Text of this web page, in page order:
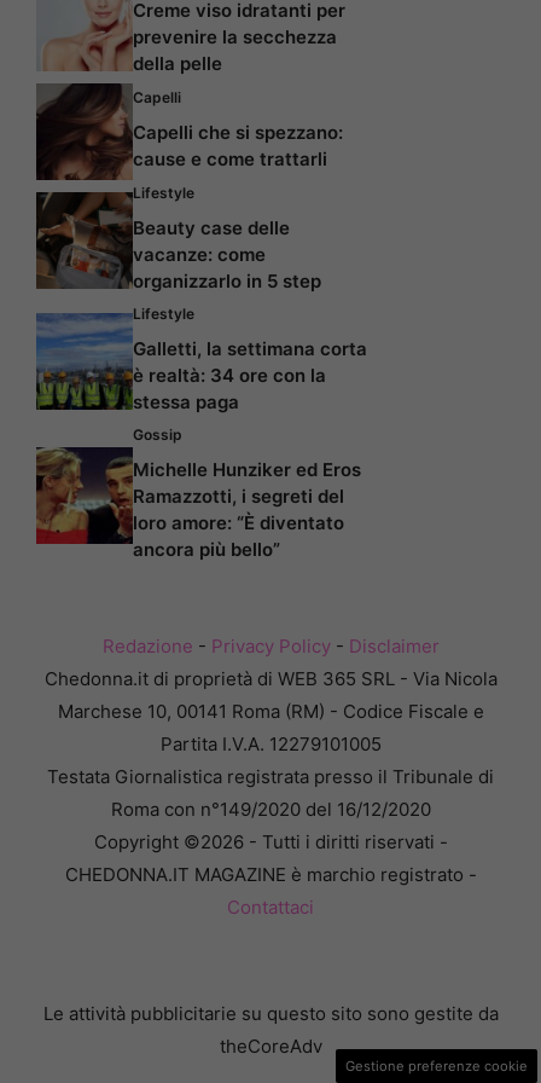
Creme viso idratanti per
prevenire la secchezza
della pelle
Capelli
Capelli che si spezzano:
cause e come trattarli
Lifestyle
Beauty case delle
vacanze: come
organizzarlo in 5 step
Lifestyle
Galletti, la settimana corta
è realtà: 34 ore con la
stessa paga
Gossip
Michelle Hunziker ed Eros
Ramazzotti, i segreti del
loro amore: “È diventato
ancora più bello”
Redazione - Privacy Policy- Disclaimer
Chedonna.it di proprietà di WEB 365 SRL - Via Nicola
Marchese 10, 00141 Roma (RM) - Codice Fiscale e
Partita I.V.A. 12279101005
Testata Giornalistica registrata presso il Tribunale di
Roma con n°149/2020 del 16/12/2020
Copyright ©2026 - Tutti i diritti riservati -
CHEDONNA.IT MAGAZINE è marchio registrato -
Contattaci
Le attività pubblicitarie su questo sito sono gestite da
theCoreAdv
Gestione preferenze cookie